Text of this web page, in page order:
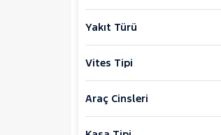
ISUZU
Iveco
KIA
LANCIA
Yakıt Türü
Vites Tipi
Araç Cinsleri